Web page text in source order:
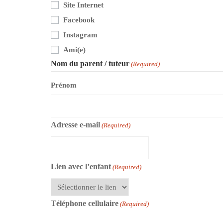
Site Internet
Facebook
Instagram
Ami(e)
Nom du parent / tuteur (Required)
Prénom
Adresse e-mail (Required)
Lien avec l’enfant (Required)
Téléphone cellulaire (Required)